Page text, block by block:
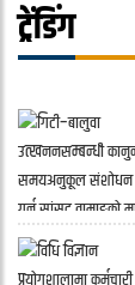
ट्रेंडिंग